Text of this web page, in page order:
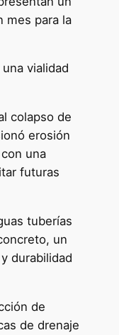
mes para la
vialidad
colapso de
erosión
una
futuras
tuberías
un
durabilidad
de
de drenaje